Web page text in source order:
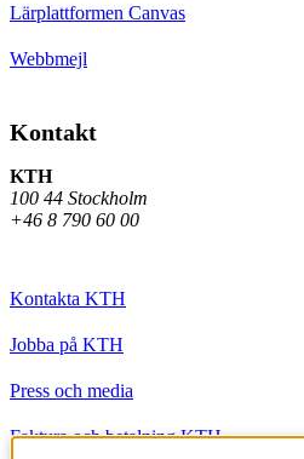
Lärplattformen Canvas
Webbmejl
Kontakt
KTH
100 44 Stockholm
+46 8 790 60 00
Kontakta KTH
Jobba på KTH
Press och media
Faktura och betalning KTH